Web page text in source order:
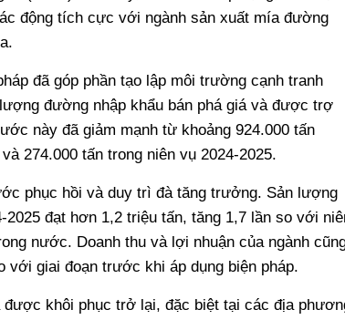
động tích cực với ngành sản xuất mía đường
đã góp phần tạo lập môi trường cạnh tranh
đường nhập khẩu bán phá giá và được trợ
này đã giảm mạnh từ khoảng 924.000 tấn
274.000 tấn trong niên vụ 2024-2025.
phục hồi và duy trì đà tăng trưởng. Sản lượng
đạt hơn 1,2 triệu tấn, tăng 1,7 lần so với
nước. Doanh thu và lợi nhuận của ngành
với giai đoạn trước khi áp dụng biện pháp.
khôi phục trở lại, đặc biệt tại các địa